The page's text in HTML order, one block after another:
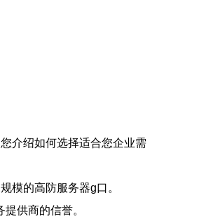
介绍如何选择适合您企业需
模的高防服务器g口。
供商的信誉。